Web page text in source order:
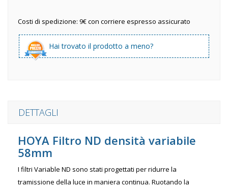
Costi di spedizione: 9€ con corriere espresso assicurato
Hai trovato il prodotto a meno?
DETTAGLI
HOYA Filtro ND densità variabile
58mm
I filtri Variable ND sono stati progettati per ridurre la
tramissione della luce in maniera continua. Ruotando la